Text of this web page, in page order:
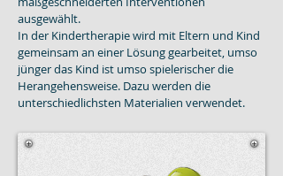
ausgewählt.
In der Kindertherapie wird mit Eltern und Kind
gemeinsam an einer Lösung gearbeitet, umso
jünger das Kind ist umso spielerischer die
Herangehensweise. Dazu werden die
unterschiedlichsten Materialien verwendet.